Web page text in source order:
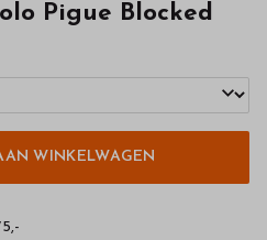
Pigue Blocked
WINKELWAGEN